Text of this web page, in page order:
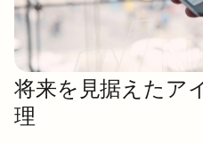
将来を見据えたア
理